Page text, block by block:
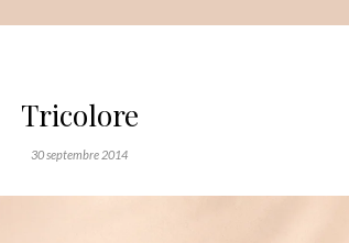
Tricolore
30 septembre 2014